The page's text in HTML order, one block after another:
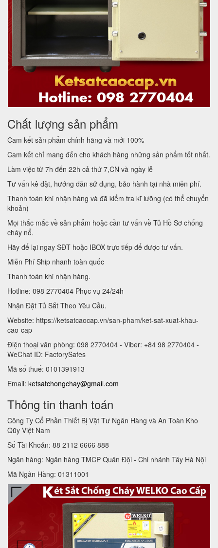
Chất lượng sản phẩm
Cam kết sản phẩm chính hãng và mới 100%
Cam kết chỉ mang đến cho khách hàng những sản phẩm tốt nhất.
Làm việc từ 7h đến 22h cả thứ 7,CN và ngày lễ
Tư vấn kê đặt, hướng dẫn sử dụng, bảo hành tại nhà miễn phí.
Thanh toán khi nhận hàng và đã kiểm tra kĩ lưỡng (có thể chuyển
khoản)
Mọi thắc mắc về sản phẩm hoặc cần tư vấn về Tủ Hồ Sơ chống
cháy nổ.
Hãy để lại ngay SĐT hoặc IBOX trực tiếp để được tư vấn.
Miễn Phí Ship nhanh toàn quốc
Thanh toán khi nhận hàng.
Hotline: 098 2770404 Phục vụ 24/24h
Nhận Đặt Tủ Sắt Theo Yêu Cầu.
Website: https://ketsatcaocap.vn/san-pham/ket-sat-xuat-khau-
cao-cap
Điện thoại văn phòng: 098 2770404 - Viber: +84 98 2770404 -
WeChat ID: FactorySafes
Mã số thuế: 0101391913
Email: ketsatchongchay@gmail.com
Thông tin thanh toán
Công Ty Cổ Phần Thiết Bị Vật Tư Ngân Hàng và An Toàn Kho
Qũy Việt Nam
Số Tài Khoản: 88 2112 6666 888
Ngân hàng: Ngân hàng TMCP Quân Đội - Chi nhánh Tây Hà Nội
Mã Ngân Hàng: 01311001